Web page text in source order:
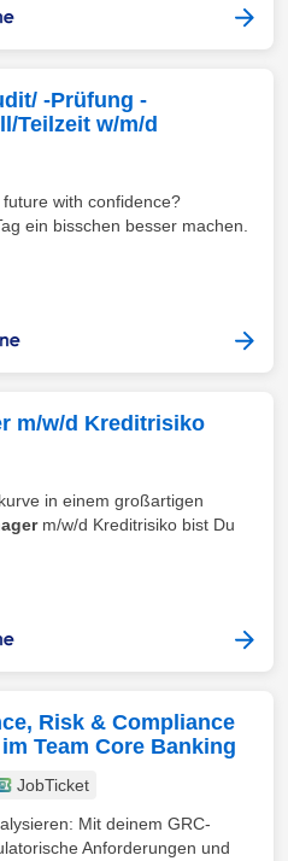
-Prüfung -
Teilzeit w/m/d
with confidence?
ein bisschen besser machen.
m/w/d Kreditrisiko
in einem großartigen
m/w/d Kreditrisiko bist Du
Risk & Compliance
Team Core Banking
JobTicket
Mit deinem GRC-
Anforderungen und